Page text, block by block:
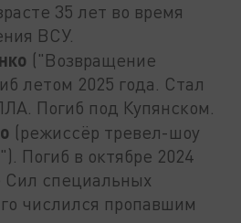
35 лет во время
ВСУ.
("Возвращение
летом 2025 года. Стал
Погиб под Купянском.
(режиссёр тревел-шоу
Погиб в октябре 2024
Сил специальных
числился пропавшим